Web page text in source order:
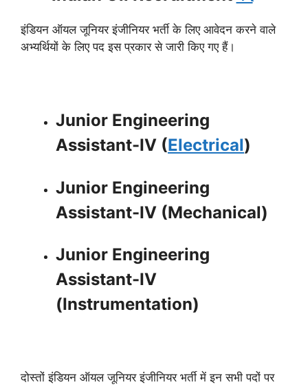
इंडियन ऑयल जूनियर इंजीनियर भर्ती के लिए आवेदन करने वाले
अभ्यर्थियों के लिए पद इस प्रकार से जारी किए गए हैं।
Junior Engineering
Assistant-IV (Electrical)
Junior Engineering
Assistant-IV (Mechanical)
Junior Engineering
Assistant-IV
(Instrumentation)
दोस्तों इंडियन ऑयल जूनियर इंजीनियर भर्ती में इन सभी पदों पर